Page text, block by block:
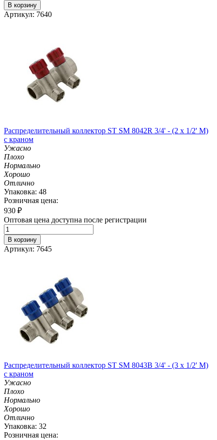
В корзину
Артикул: 7640
Распределительный коллектор ST SM 8042R 3/4' - (2 x 1/2' M)
с краном
Ужасно
Плохо
Нормально
Хорошо
Отлично
Упаковка: 48
Розничная цена:
930 ₽
Оптовая цена доступна после регистрации
В корзину
Артикул: 7645
Распределительный коллектор ST SM 8043B 3/4' - (3 x 1/2' M)
с краном
Ужасно
Плохо
Нормально
Хорошо
Отлично
Упаковка: 32
Розничная цена: